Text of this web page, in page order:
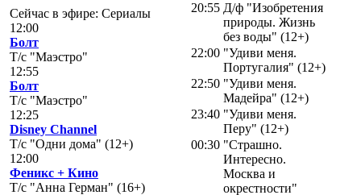
Сейчас в эфире: Сериалы
12:00
Болт
Т/с "Маэстро"
12:55
Болт
Т/с "Маэстро"
12:25
Disney Channel
Т/с "Одни дома" (12+)
12:00
Феникс + Кино
Т/с "Анна Герман" (16+)
20:55 Д/ф "Изобретения
природы. Жизнь
без воды" (12+)
22:00 "Удиви меня.
Португалия" (12+)
22:50 "Удиви меня.
Мадейра" (12+)
23:40 "Удиви меня.
Перу" (12+)
00:30 "Страшно.
Интересно.
Москва и
окрестности"